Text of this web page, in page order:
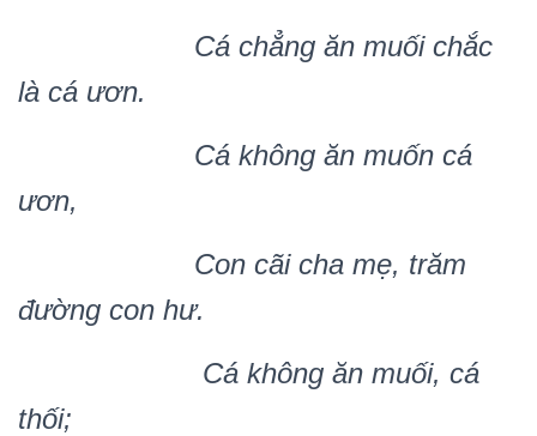
Cá chẳng ăn muối chắc
là cá ươn.
Cá không ăn muốn cá
ươn,
Con cãi cha mẹ, trăm
đường con hư.
Cá không ăn muối, cá
thối;